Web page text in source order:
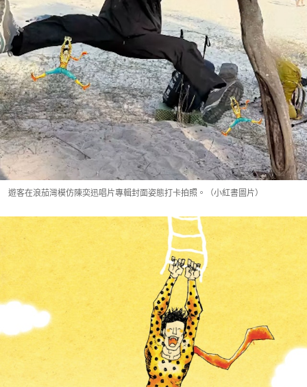
遊客在浪茄灣模仿陳奕迅唱片專輯封面姿態打卡拍照。（小紅書圖片）